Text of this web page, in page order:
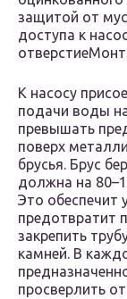
защитой от
доступа к
К насосу
подачи воды
превышать
поверх
брусья. Брус
должна на
Это обеспечит
предотвратит
закрепить
камней. В
просверлить